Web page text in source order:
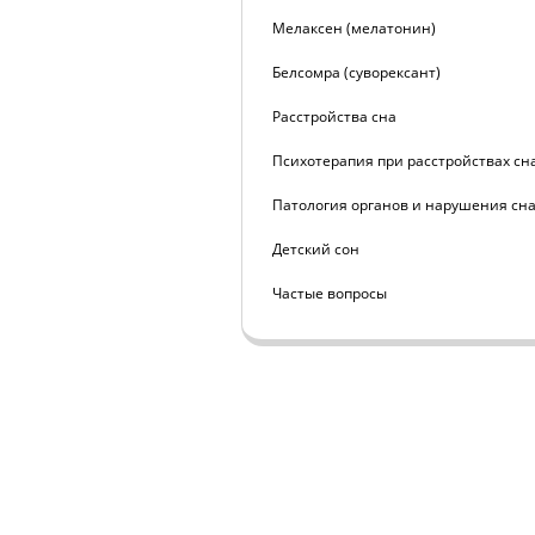
Мелаксен (мелатонин)
Белсомра (суворексант)
Расстройства сна
Психотерапия при расстройствах
Патология органов и нарушения сна
Детский сон
Частые вопросы